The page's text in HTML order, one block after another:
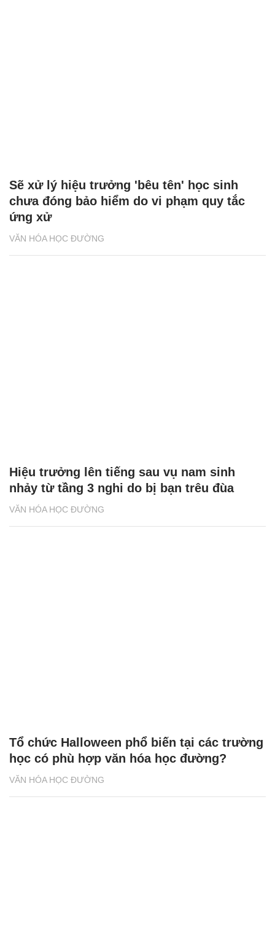
VĂN HÓA HỌC ĐƯỜNG
Sẽ xử lý hiệu trưởng 'bêu tên' học sinh
chưa đóng bảo hiểm do vi phạm quy tắc
ứng xử
VĂN HÓA HỌC ĐƯỜNG
Hiệu trưởng lên tiếng sau vụ nam sinh
nhảy từ tầng 3 nghi do bị bạn trêu đùa
VĂN HÓA HỌC ĐƯỜNG
Tổ chức Halloween phổ biến tại các trường
học có phù hợp văn hóa học đường?